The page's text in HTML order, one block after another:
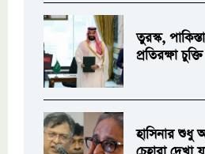
তুরস্ক,
প্রতিরক্ষা
হাসিনার শুধু